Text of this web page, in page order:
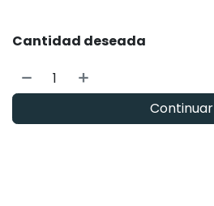
Continuar
Cantidad deseada